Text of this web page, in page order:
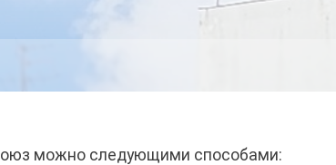
можно следующими способами: